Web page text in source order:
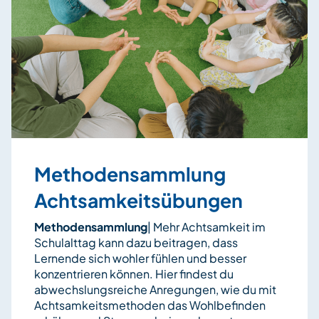
Methodensammlung
Achtsamkeitsübungen
Methodensammlung| Mehr Achtsamkeit im
Schulalttag kann dazu beitragen, dass
Lernende sich wohler fühlen und besser
konzentrieren können. Hier findest du
abwechslungsreiche Anregungen, wie du mit
Achtsamkeitsmethoden das Wohlbefinden